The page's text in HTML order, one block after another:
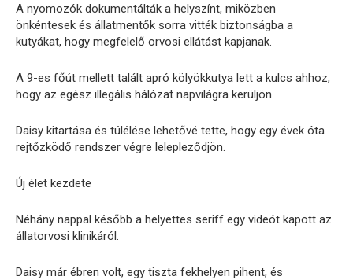
A nyomozók dokumentálták a helyszínt, miközben
önkéntesek és állatmentők sorra vitték biztonságba a
kutyákat, hogy megfelelő orvosi ellátást kapjanak.
A 9-es főút mellett talált apró kölyökkutya lett a kulcs ahhoz,
hogy az egész illegális hálózat napvilágra kerüljön.
Daisy kitartása és túlélése lehetővé tette, hogy egy évek óta
rejtőzködő rendszer végre lelepleződjön.
Új élet kezdete
Néhány nappal később a helyettes seriff egy videót kapott az
állatorvosi klinikáról.
Daisy már ébren volt, egy tiszta fekhelyen pihent, és